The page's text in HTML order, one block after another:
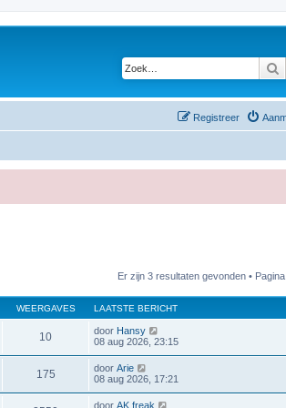
Registreer
Er zijn 3 resultaten gevonden • Pagina
WEERGAVES LAATSTE BERICHT
10 door Hansy
08 aug 2026, 23:15
175 door Arie
08 aug 2026, 17:21
door AK freak